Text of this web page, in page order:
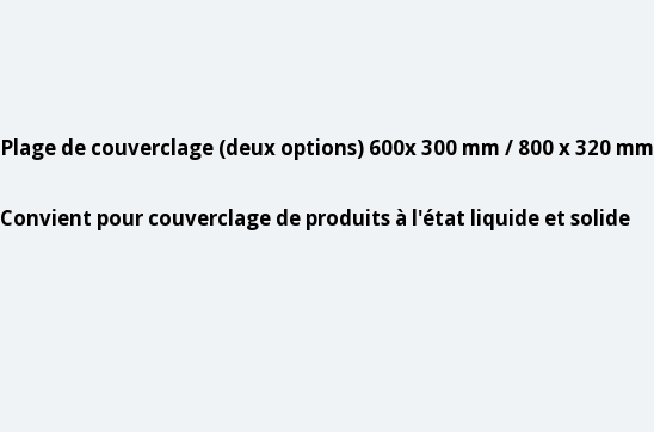
Plage de couverclage (deux options) 600x 300 mm / 800 x 320 mm
Convient pour couverclage de produits à l'état liquide et solide